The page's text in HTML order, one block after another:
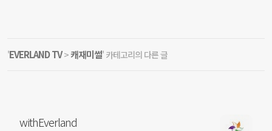
'EVERLAND TV> 캐재미썰' 카테고리의 다른 글
withEverland